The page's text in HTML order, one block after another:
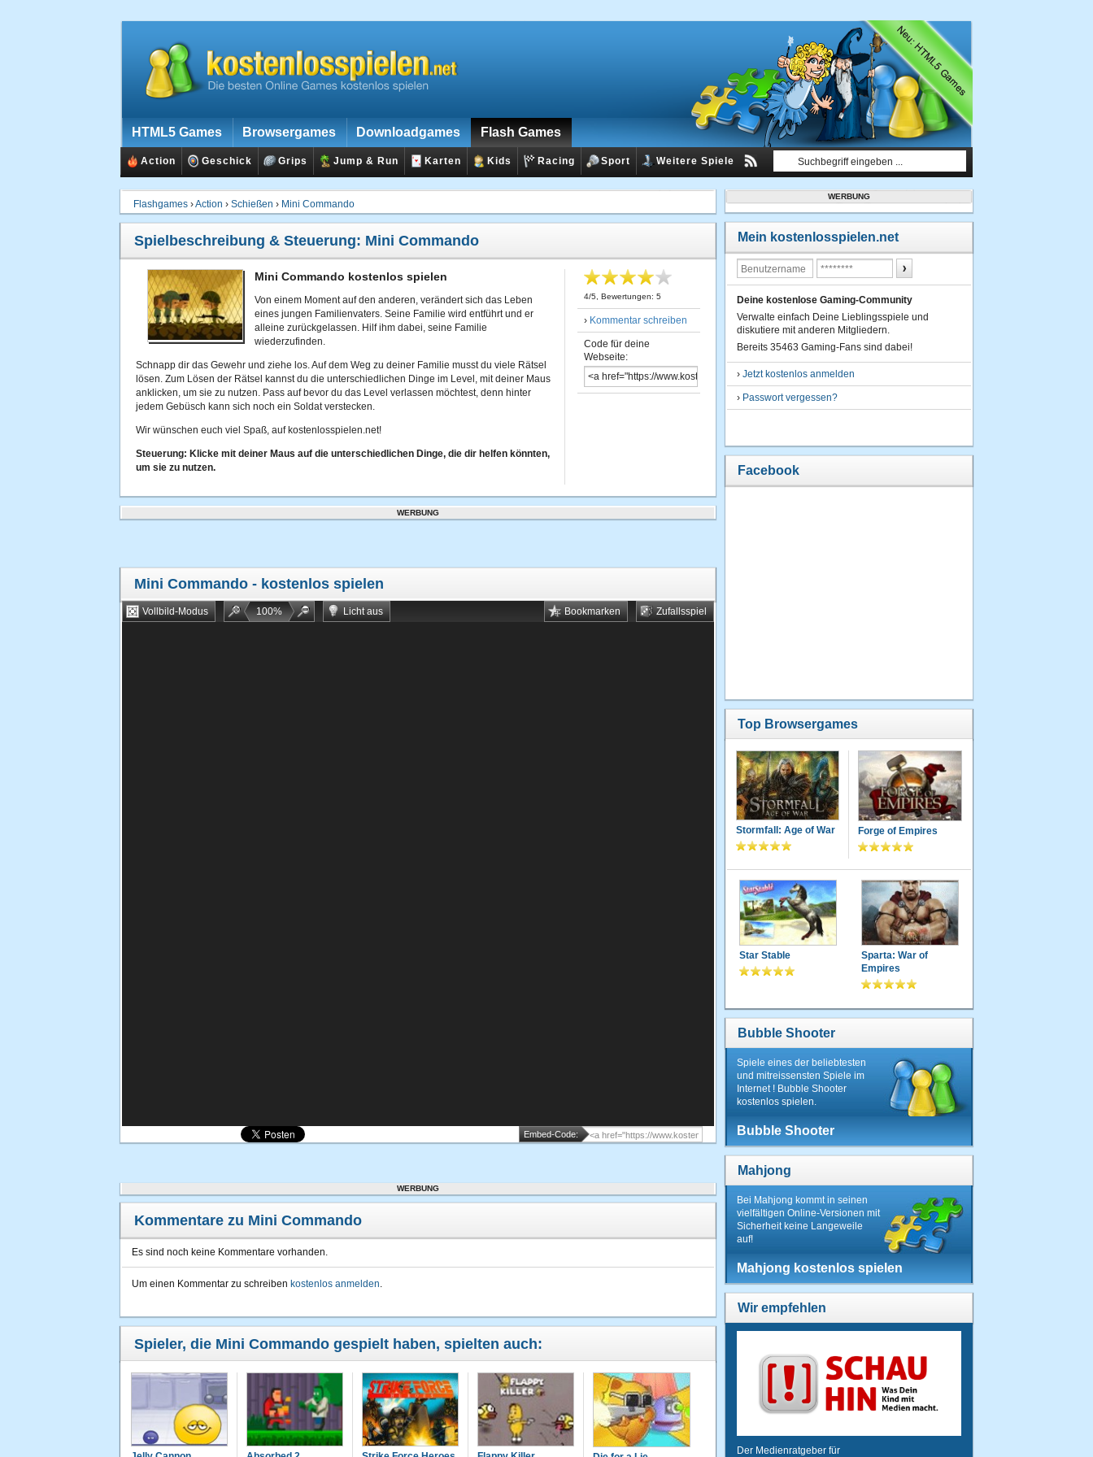
HTML5 Games Browsergames Downloadgames Flash Games
Action Geschick Grips Jump & Run Karten Kids Racing Sport Weitere Spiele
Flashgames ›Action › Schießen › Mini Commando
Spielbeschreibung & Steuerung: Mini Commando
Mini Commando kostenlos spielen
Von einem Moment auf den anderen, verändert sich das Leben
eines jungen Familienvaters. Seine Familie wird entführt und er
alleine zurückgelassen. Hilf ihm dabei, seine Familie
wiederzufinden.
Schnapp dir das Gewehr und ziehe los. Auf dem Weg zu deiner Familie musst du viele Rätsel
lösen. Zum Lösen der Rätsel kannst du die unterschiedlichen Dinge im Level, mit deiner Maus
anklicken, um sie zu nutzen. Pass auf bevor du das Level verlassen möchtest, denn hinter
jedem Gebüsch kann sich noch ein Soldat verstecken.
Wir wünschen euch viel Spaß, auf kostenlosspielen.net!
Steuerung: Klicke mit deiner Maus auf die unterschiedlichen Dinge, die dir helfen könnten,
um sie zu nutzen.
4/5 , Bewertungen: 5
› Kommentar schreiben
Code für deine
Webseite:
WERBUNG
Mini Commando - kostenlos spielen
Vollbild-Modus 100% Licht aus Zufallsspiel
Bookmarken
Embed-Code:
WERBUNG
Kommentare zu Mini Commando
Es sind noch keine Kommentare vorhanden.
Um einen Kommentar zu schreiben kostenlos anmelden.
Spieler, die Mini Commando gespielt haben, spielten auch:
WERBUNG
Mein kostenlosspielen.net
Deine kostenlose Gaming-Community
Verwalte einfach Deine Lieblingsspiele und
diskutiere mit anderen Mitgliedern.
Bereits 35463 Gaming-Fans sind dabei!
› Jetzt kostenlos anmelden
› Passwort vergessen?
Facebook
Top Browsergames
Stormfall: Age of War Forge of Empires
Star Stable
Sparta: War of
Empires
Bubble Shooter
Spiele eines der beliebtesten
und mitreissensten Spiele im
Internet ! Bubble Shooter
kostenlos spielen.
Bubble Shooter
Mahjong
Bei Mahjong kommt in seinen
vielfältigen Online-Versionen mit
Sicherheit keine Langeweile
auf!
Mahjong kostenlos spielen
Wir empfehlen
Der Medienratgeber für